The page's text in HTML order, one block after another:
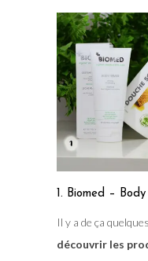
1. Biomed –
Il y a de ça
découvrir les